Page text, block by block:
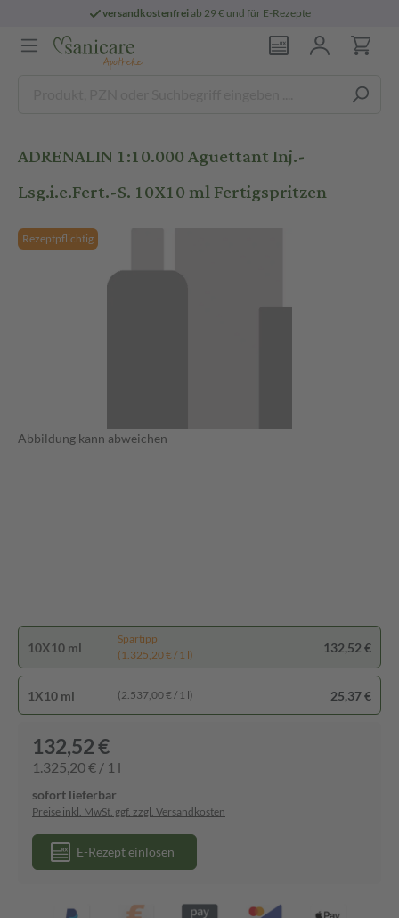
versandkostenfreiab 29 € und für E-Rezepte
ADRENALIN 1:10.000 Aguettant Inj.-
Lsg.i.e.Fert.-S. 10X10 ml Fertigspritzen
Rezeptpflichtig
Abbildung kann abweichen
10X10 ml
Spartipp
(1.325,20 € / 1 l)
132,52 €
1X10 ml (2.537,00 € / 1 l) 25,37 €
132,52 €
1.325,20 € / 1 l
sofort lieferbar
Preise inkl. MwSt. ggf. zzgl. Versandkosten
E-Rezept einlösen